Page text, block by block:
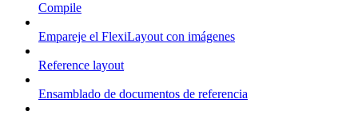
Compile
Empareje el FlexiLayout con imágenes
Reference layout
Ensamblado de documentos de referencia